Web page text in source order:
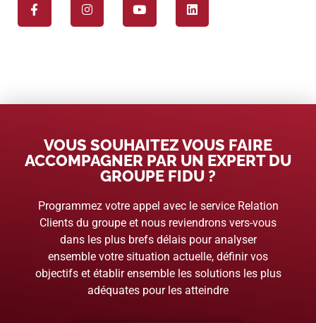
VOUS SOUHAITEZ VOUS FAIRE
ACCOMPAGNER PAR UN EXPERT DU
GROUPE FIDU ?
Programmez votre appel avec le service Relation
Clients du groupe et nous reviendrons vers-vous
dans les plus brefs délais pour analyser
ensemble votre situation actuelle, définir vos
objectifs et établir ensemble les solutions les plus
adéquates pour les atteindre